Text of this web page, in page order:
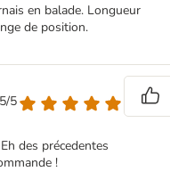
en balade. Longueur
de position.
5
des précedentes
!